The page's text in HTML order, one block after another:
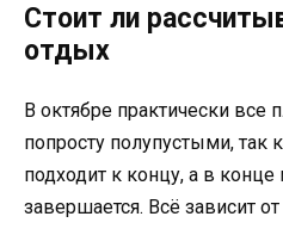
Стоит ли
отдых
В октябре практически все
попросту полупустыми, так
подходит к концу, а в
завершается. Всё зависит